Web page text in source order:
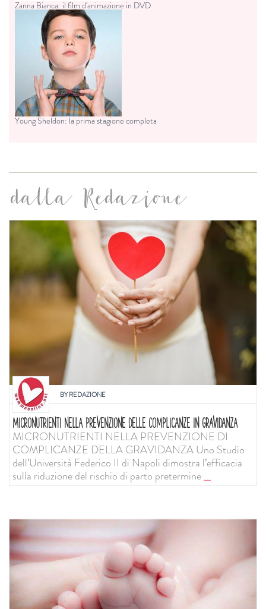
Zanna Bianca: il film d'animazione in DVD
Young Sheldon: la prima stagione completa
dalla Redazione
BYREDAZIONE
MICRONUTRIENTI NELLA PREVENZIONE DELLE COMPLICANZE IN GRAVIDANZA
MICRONUTRIENTI NELLA PREVENZIONE DI
COMPLICANZE DELLA GRAVIDANZA Uno Studio
dell’Università Federico II di Napoli dimostra l’efficacia
sulla riduzione del rischio di parto pretermine...